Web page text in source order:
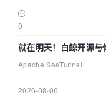
0
就在明天！白鲸开源
Asia 2026 主题演讲！
Apache SeaTunnel
2026-08-06